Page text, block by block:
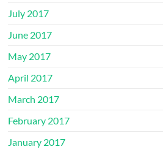
July 2017
June 2017
May 2017
April 2017
March 2017
February 2017
January 2017